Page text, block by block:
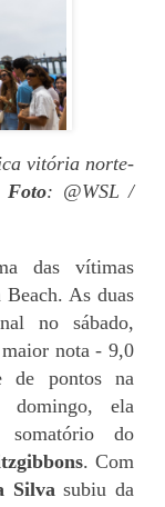
vitória norte-
Foto: @WSL /
das vítimas
As duas
no sábado,
nota - 9,0
de pontos na
domingo, ela
do
. Com
Silvasubiu da